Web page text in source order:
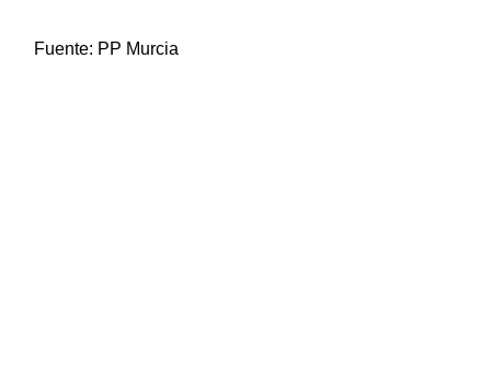
Fuente: PP Murcia